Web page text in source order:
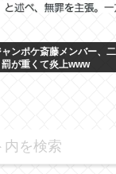
ンポケ斎藤メンバー、
罰が重くて炎上www